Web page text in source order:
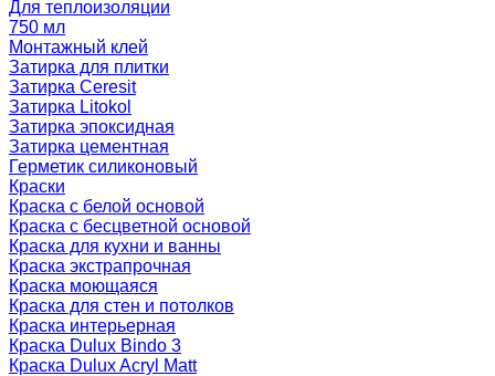
Для теплоизоляции
750 мл
Монтажный клей
Затирка для плитки
Затирка Ceresit
Затирка Litokol
Затирка эпоксидная
Затирка цементная
Герметик силиконовый
Краски
Краска с белой основой
Краска с бесцветной основой
Краска для кухни и ванны
Краска экстрапрочная
Краска моющаяся
Краска для стен и потолков
Краска интерьерная
Краска Dulux Bindo 3
Краска Dulux Acryl Matt